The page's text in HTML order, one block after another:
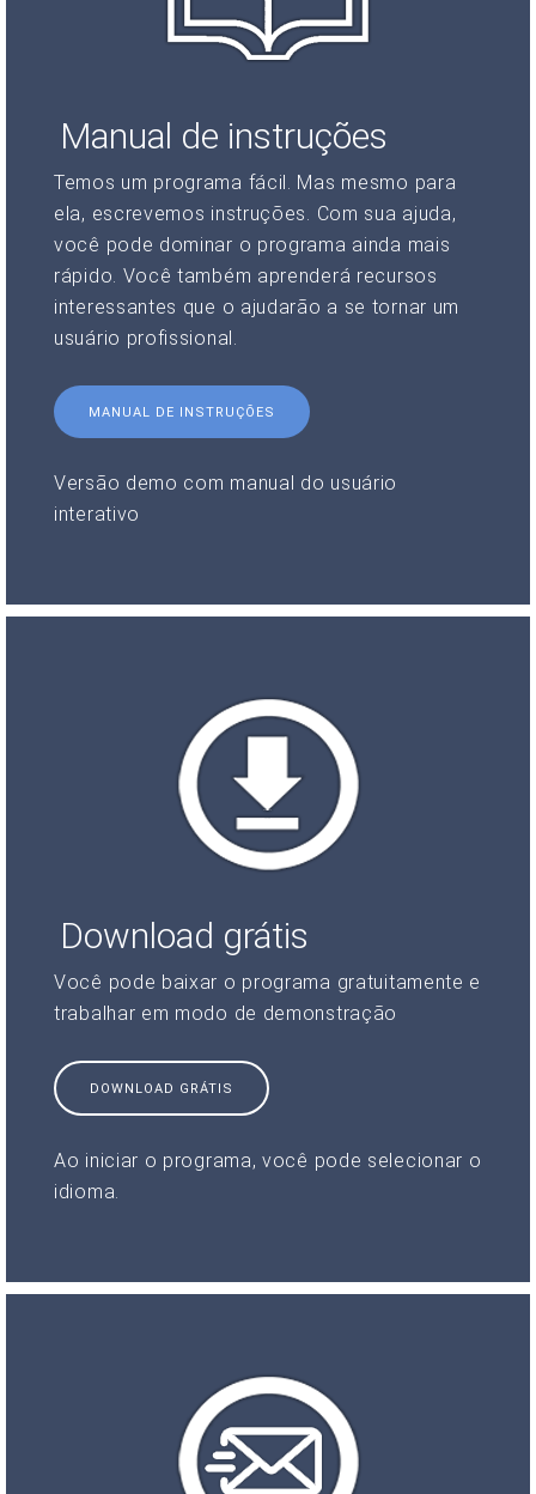
Manual de instruções
Temos um programa fácil. Mas mesmo para
ela, escrevemos instruções. Com sua ajuda,
você pode dominar o programa ainda mais
rápido. Você também aprenderá recursos
interessantes que o ajudarão a se tornar um
usuário profissional.
MANUAL DE INSTRUÇÕES
Versão demo com manual do usuário
interativo
Download grátis
Você pode baixar o programa gratuitamente e
trabalhar em modo de demonstração
DOWNLOAD GRÁTIS
Ao iniciar o programa, você pode selecionar o
idioma.